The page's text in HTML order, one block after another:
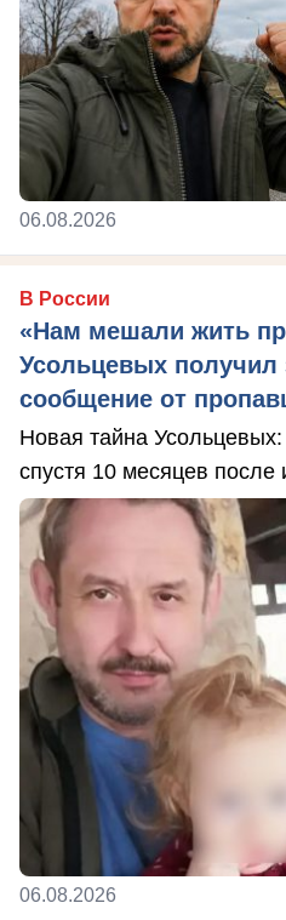
06.08.2026
В России
«Нам мешали жить
Усольцевых получил
сообщение от
Новая тайна
спустя 10 месяцев после
06.08.2026